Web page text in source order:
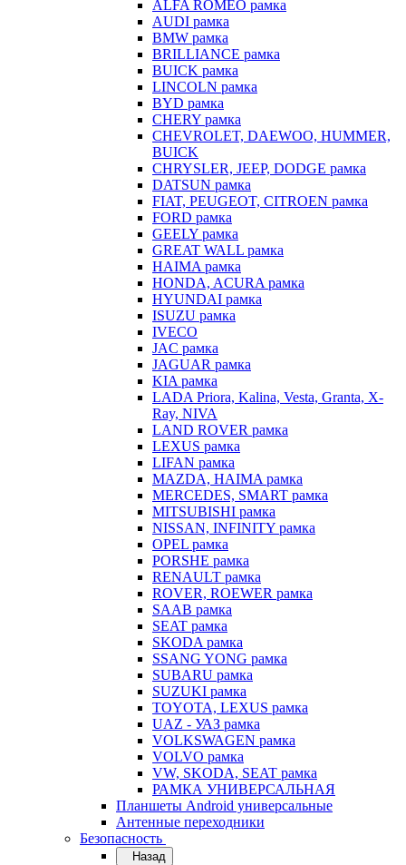
ALFA ROMEO рамка
AUDI рамка
BMW рамка
BRILLIANCE рамка
BUICK рамка
LINCOLN рамка
BYD рамка
CHERY рамка
CHEVROLET, DAEWOO, HUMMER,
BUICK
CHRYSLER, JEEP, DODGE рамка
DATSUN рамка
FIAT, PEUGEOT, CITROEN рамка
FORD рамка
GEELY рамка
GREAT WALL рамка
HAIMA рамка
HONDA, ACURA рамка
HYUNDAI рамка
ISUZU рамка
IVECO
JAC рамка
JAGUAR рамка
KIA рамка
LADA Priora, Kalina, Vesta, Granta, X-
Ray, NIVA
LAND ROVER рамка
LEXUS рамка
LIFAN рамка
MAZDA, HAIMA рамка
MERCEDES, SMART рамка
MITSUBISHI рамка
NISSAN, INFINITY рамка
OPEL рамка
PORSHE рамка
RENAULT рамка
ROVER, ROEWER рамка
SAAB рамка
SEAT рамка
SKODA рамка
SSANG YONG рамка
SUBARU рамка
SUZUKI рамка
TOYOTA, LEXUS рамка
UAZ - УАЗ рамка
VOLKSWAGEN рамка
VOLVO рамка
VW, SKODA, SEAT рамка
РАМКА УНИВЕРСАЛЬНАЯ
Планшеты Android универсальные
Антенные переходники
Безопасность
Назад